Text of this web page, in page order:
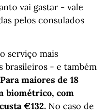
vai gastar - vale
pelos consulados
serviço mais
brasileiros - e também
Para maiores de 18
biométrico, com
€132. No caso de